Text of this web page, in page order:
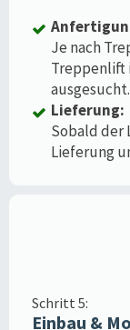
Je nach
ausgesucht.
Lieferung:
Sobald der
Lieferung
Schritt 5:
Einbau &